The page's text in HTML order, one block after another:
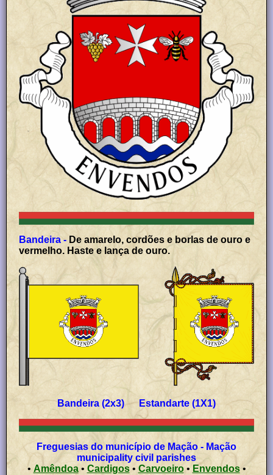
Bandeira - De amarelo, cordões e borlas de ouro e
vermelho. Haste e lança de ouro.
Bandeira (2x3) Estandarte (1X1)
Freguesias do município de Mação - Mação
municipality civil parishes
• Amêndoa• Cardigos• Carvoeiro• Envendos •